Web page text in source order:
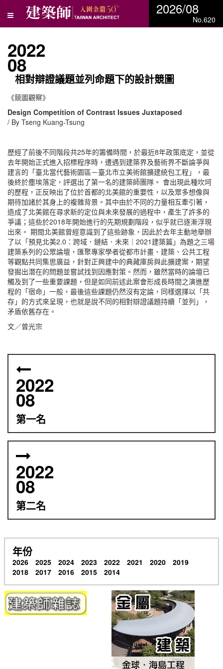
2026/08
No.620
2022
08
相對辯證議題並列命題下的設計競圖
《競圖觀察》
Design Competition of Contrast Issues Juxtaposed
/ By Tseng Kuang-Tsung
歷經了前後不同階段共25年的籌備時間，於最近8年政策底定，並從
去年開始正式進入招標程序時，遭遇到建築界及藝術界不斷論爭與
建言的「臺北當代藝術園區－臺北市立美術館擴建統包工程」，最
後終於塵埃落定，評選出了第一名的建築師團隊。 會出現此種坎坷
的歷程，正反映出了位於首都的北美館的重要性，以及眾多想像與
期待加諸於其身上的複雜背景。其中由於不同的力量相互牽引著，
造成了北美館在尋求新的定位與未來發展的過程中，產生了許多的
爭議；這些於2018年開始進行的先期規劃階段，似乎就已逐漸浮現
出來。 期間北美館曾經意識到了這些跡象，因此於去年主動地舉辦
了以「預見北美2.0：跨域．鏈結．未來｜2021建築篇」為題之三場
建築系列的公眾論壇，匯聚專家學者從都市計畫、建築、公共工程
等觀點共同集思廣益，針對正興建中的典藏庫房與此擴建案，期望
發掘出潛在的問題並嘗試找到因應對策。然而，雖然當時的論壇已
觸及到了一些重要課題，但是如同前述此案會形成長時間之演進歷
程的「宿命」一般，最後這些課題仍然沒有定論，同樣選擇以「共
存」的方式來呈現，也就是說不同的相對辯證議題持續「並列」，
矛盾依舊存在。
文／曾光宗
2022
08
第一名
2022
08
第二名
年份
2026 2025 2024 2023 2022 2021 2020
2019
2018
2017 2016 2015 2014